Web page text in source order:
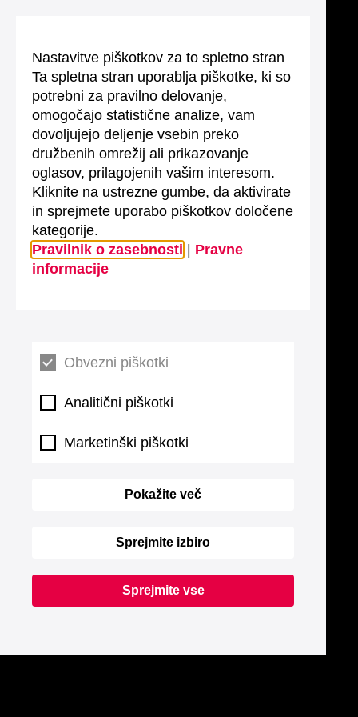
Nastavitve piškotkov za to spletno stran
Ta spletna stran uporablja piškotke, ki so
potrebni za pravilno delovanje,
omogočajo statistične analize, vam
dovoljujejo deljenje vsebin preko
družbenih omrežij ali prikazovanje
oglasov, prilagojenih vašim interesom.
Kliknite na ustrezne gumbe, da aktivirate
in sprejmete uporabo piškotkov določene
kategorije.
Pravilnik o zasebnosti
Pravne
informacije
Obvezni piškotki
Analitični piškotki
Marketinški piškotki
Pokažite več
Sprejmite izbiro
Sprejmite vse